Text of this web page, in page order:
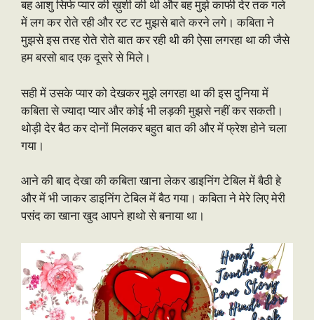
बह आशु सिर्फ प्यार की ख़ुशी की थी और बह मुझे काफी देर तक गले
में लग कर रोते रही और रट रट मुझसे बाते करने लगे। कबिता ने
मुझसे इस तरह रोते रोते बात कर रही थी की ऐसा लगरहा था की जैसे
हम बरसो बाद एक दूसरे से मिले।
सही में उसके प्यार को देखकर मुझे लगरहा था की इस दुनिया में
कबिता से ज्यादा प्यार और कोई भी लड़की मुझसे नहीं कर सकती।
थोड़ी देर बैठ कर दोनों मिलकर बहुत बात की और में फ्रेश होने चला
गया।
आने की बाद देखा की कबिता खाना लेकर डाइनिंग टेबिल में बैठी हे
और में भी जाकर डाइनिंग टेबिल में बैठ गया। कबिता ने मेरे लिए मेरी
पसंद का खाना खुद आपने हाथो से बनाया था।